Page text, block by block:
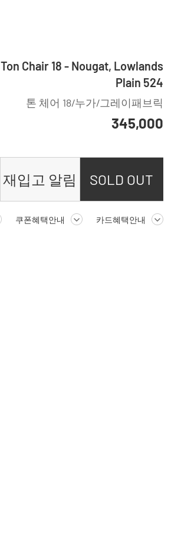
Ton Chair 18 - Nougat, Lowlands
Plain 524
톤 체어 18/누가/그레이패브릭
345,000
재입고 알림 SOLD OUT
쿠폰혜택안내 카드혜택안내